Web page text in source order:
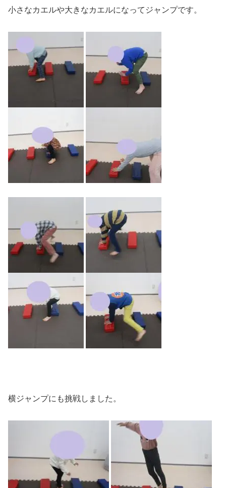
小さなカエルや大きなカエルになってジャンプです。
横ジャンプにも挑戦しました。